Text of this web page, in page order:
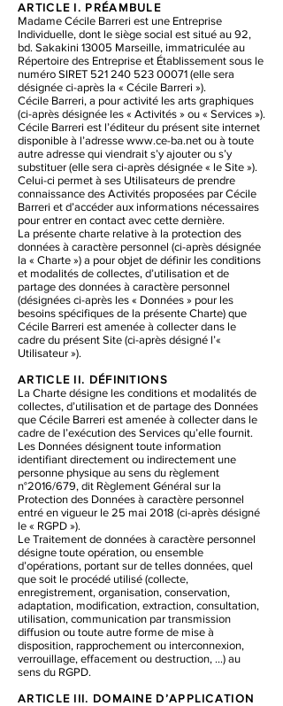
ARTICLE I. PRÉAMBULE
Madame Cécile Barreri est une Entreprise
Individuelle, dont le siège social est situé au 92,
bd. Sakakini 13005 Marseille, immatriculée au
Répertoire des Entreprise et Établissement sous le
numéro SIRET 521 240 523 00071 (elle sera
désignée ci-après la « Cécile Barreri »).
Cécile Barreri, a pour activité les arts graphiques
(ci-après désignée les « Activités » ou « Services »).
Cécile Barreri est l’éditeur du présent site internet
disponible à l’adresse www.ce-ba.net ou à toute
autre adresse qui viendrait s’y ajouter ou s’y
substituer (elle sera ci-après désignée « le Site »).
Celui-ci permet à ses Utilisateurs de prendre
connaissance des Activités proposées par Cécile
Barreri et d’accéder aux informations nécessaires
pour entrer en contact avec cette dernière.
La présente charte relative à la protection des
données à caractère personnel (ci-après désignée
la « Charte ») a pour objet de définir les conditions
et modalités de collectes, d’utilisation et de
partage des données à caractère personnel
(désignées ci-après les « Données » pour les
besoins spécifiques de la présente Charte) que
Cécile Barreri est amenée à collecter dans le
cadre du présent Site (ci-après désigné l’«
Utilisateur »).
ARTICLE II. DÉFINITIONS
La Charte désigne les conditions et modalités de
collectes, d’utilisation et de partage des Données
que Cécile Barreri est amenée à collecter dans le
cadre de l’exécution des Services qu’elle fournit.
Les Données désignent toute information
identifiant directement ou indirectement une
personne physique au sens du règlement
n°2016/679, dit Règlement Général sur la
Protection des Données à caractère personnel
entré en vigueur le 25 mai 2018 (ci-après désigné
le « RGPD »).
Le Traitement de données à caractère personnel
désigne toute opération, ou ensemble
d’opérations, portant sur de telles données, quel
que soit le procédé utilisé (collecte,
enregistrement, organisation, conservation,
adaptation, modification, extraction, consultation,
utilisation, communication par transmission
diffusion ou toute autre forme de mise à
disposition, rapprochement ou interconnexion,
verrouillage, effacement ou destruction, …) au
sens du RGPD.
ARTICLE III. DOMAINE D’APPLICATION